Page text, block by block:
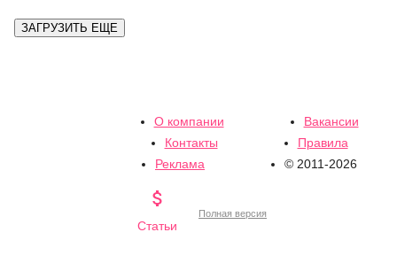
ЗАГРУЗИТЬ ЕЩЕ
О компании
Вакансии
Контакты
Правила
Реклама
© 2011-2026

Статьи
Полная версия